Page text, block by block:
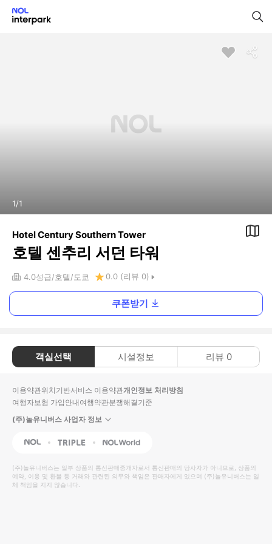
1/1
Hotel Century Southern Tower
호텔 센추리 서던 타워
4.0성급 호텔 도쿄 0.0 (리뷰 0)
쿠폰받기
객실선택 시설정보 리뷰 0
이용약관위치기반서비스 이용약관개인정보 처리방침
여행자보험 가입안내여행약관분쟁해결기준
(주)놀유니버스 사업자 정보
NOL Triple Interpark Global
(주)놀유니버스는 일부 상품의 통신판매중개자로서 통신판매의 당사자가 아니므로, 상품의
예약, 이용 및 환불 등 거래와 관련된 의무와 책임은 판매자에게 있으며 (주)놀유니버스는 일
체 책임을 지지 않습니다.